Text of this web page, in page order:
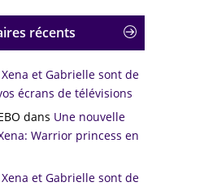
récents
Xena et Gabrielle sont de
écrans de télévisions
dans Une nouvelle
Warrior princess en
Xena et Gabrielle sont de